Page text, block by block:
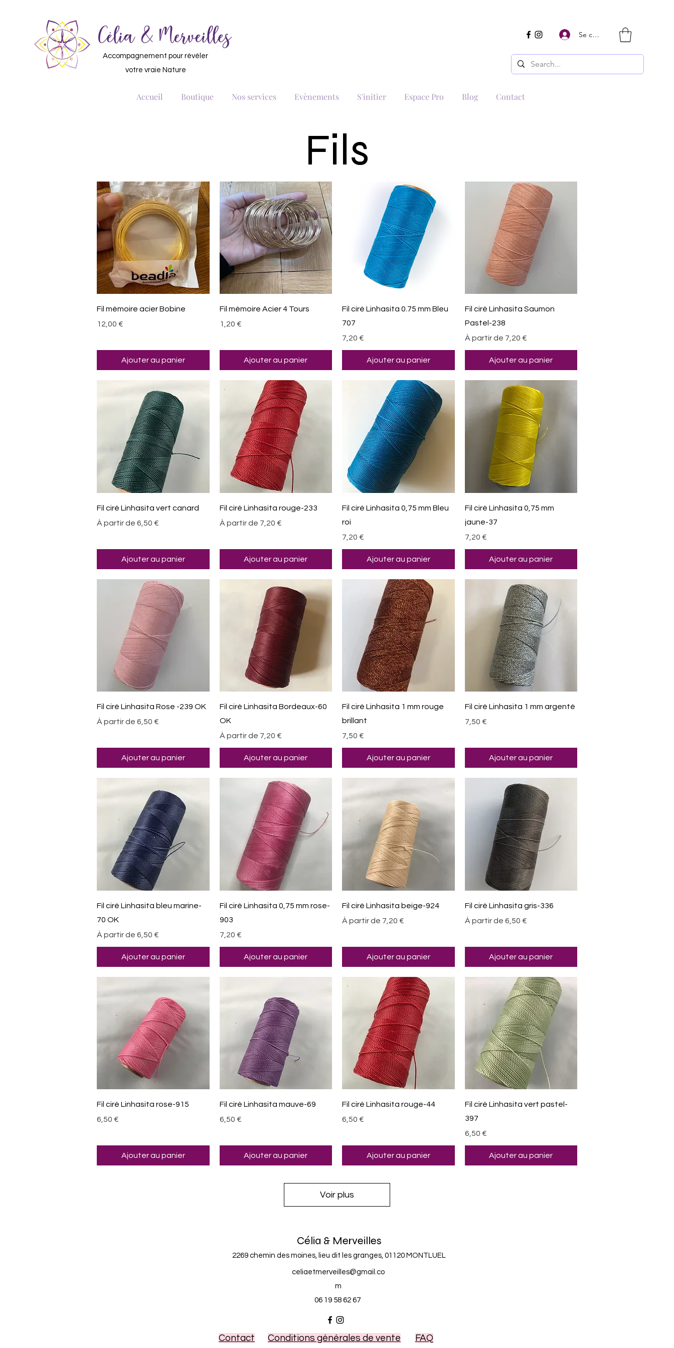
Accompagnement pour révéler
votre vraie Nature
Se connecter
Accueil Boutique Nos services Evènements S'initier Espace Pro Blog Contact
Fils
Aperçu rapide
Fil mémoire acier Bobine
Prix
12,00 €
Ajouter au panier
Aperçu rapide
Fil mémoire Acier 4 Tours
Prix
1,20 €
Ajouter au panier
Aperçu rapide
Fil ciré Linhasita 0.75 mm Bleu
707
Prix
7,20 €
Ajouter au panier
Aperçu rapide
Fil ciré Linhasita Saumon
Pastel-238
À partir de 7,20 €
Prix promotionnel
Ajouter au panier
Aperçu rapide
Fil ciré Linhasita vert canard
À partir de 6,50 €
Prix promotionnel
Ajouter au panier
Aperçu rapide
Fil ciré Linhasita rouge-233
À partir de 7,20 €
Prix promotionnel
Ajouter au panier
Aperçu rapide
Fil ciré Linhasita 0,75 mm Bleu
roi
Prix
7,20 €
Ajouter au panier
Aperçu rapide
Fil ciré Linhasita 0,75 mm
jaune-37
Prix
7,20 €
Ajouter au panier
Aperçu rapide
Fil ciré Linhasita Rose -239 OK
À partir de 6,50 €
Prix promotionnel
Ajouter au panier
Aperçu rapide
Fil ciré Linhasita Bordeaux-60
OK
À partir de 7,20 €
Prix promotionnel
Ajouter au panier
Aperçu rapide
Fil ciré Linhasita 1 mm rouge
brillant
Prix
7,50 €
Ajouter au panier
Aperçu rapide
Fil ciré Linhasita 1 mm argenté
Prix
7,50 €
Ajouter au panier
Aperçu rapide
Fil ciré Linhasita bleu marine-
70 OK
À partir de 6,50 €
Prix promotionnel
Ajouter au panier
Aperçu rapide
Fil ciré Linhasita 0,75 mm rose-
903
Prix
7,20 €
Ajouter au panier
Aperçu rapide
Fil ciré Linhasita beige-924
À partir de 7,20 €
Prix promotionnel
Ajouter au panier
Aperçu rapide
Fil ciré Linhasita gris-336
À partir de 6,50 €
Prix promotionnel
Ajouter au panier
Aperçu rapide
Fil ciré Linhasita rose-915
Prix
6,50 €
Ajouter au panier
Aperçu rapide
Fil ciré Linhasita mauve-69
Prix
6,50 €
Ajouter au panier
Aperçu rapide
Fil ciré Linhasita rouge-44
Prix
6,50 €
Ajouter au panier
Aperçu rapide
Fil ciré Linhasita vert pastel-
397
Prix
6,50 €
Ajouter au panier
Voir plus
Célia & Merveilles
2269 chemin des moines, lieu dit les granges, 01120 MONTLUEL
celiaetmerveilles@gmail.co
m
06 19 58 62 67
Conditions générales de vente
Contact FAQ